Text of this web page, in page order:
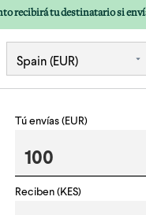
recibirá tu destinatario si
Tú envías (EUR)
Reciben (KES)